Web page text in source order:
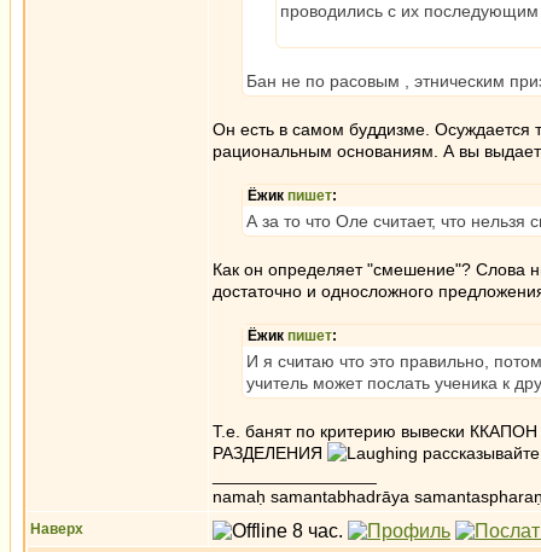
проводились с их
Бан не по расовым , этническим
Он есть в самом буддизме.
рациональным основаниям. А вы
Ёжик пишет:
А за то что Оле считает, что
Как он определяет "смешение"? Слова
достаточно и односложного
Ёжик пишет:
И я считаю что это правильно,
учитель может послать ученика к
Т.е. банят по критерию вывески
РАЗДЕЛЕНИЯ
namaḥ samantabhadrāya
Наверх